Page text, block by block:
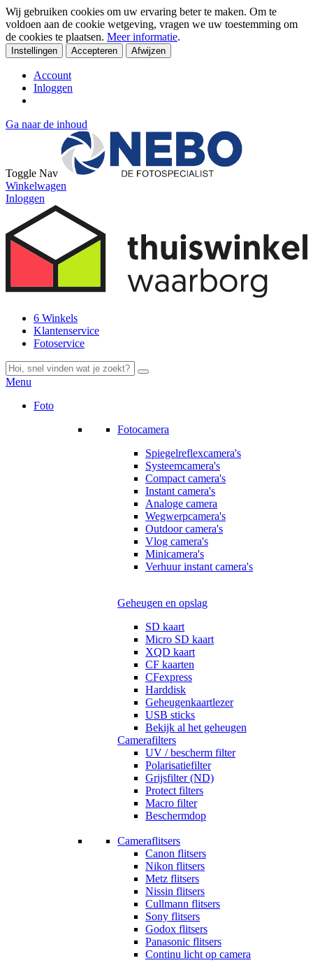
Wij gebruiken cookies om uw ervaring beter te maken. Om te
voldoen aan de cookie wetgeving, vragen we uw toestemming om
de cookies te plaatsen. Meer informatie.
Instellingen Accepteren Afwijzen
Account
Inloggen
Ga naar de inhoud
Toggle Nav
Winkelwagen
Inloggen
6 Winkels
Klantenservice
Fotoservice
Menu
Foto
Fotocamera
Spiegelreflexcamera's
Systeemcamera's
Compact camera's
Instant camera's
Analoge camera
Wegwerpcamera's
Outdoor camera's
Vlog camera's
Minicamera's
Verhuur instant camera's
Geheugen en opslag
SD kaart
Micro SD kaart
XQD kaart
CF kaarten
CFexpress
Harddisk
Geheugenkaartlezer
USB sticks
Bekijk al het geheugen
Camerafilters
UV / bescherm filter
Polarisatiefilter
Grijsfilter (ND)
Protect filters
Macro filter
Beschermdop
Cameraflitsers
Canon flitsers
Nikon flitsers
Metz flitsers
Nissin flitsers
Cullmann flitsers
Sony flitsers
Godox flitsers
Panasonic flitsers
Continu licht op camera